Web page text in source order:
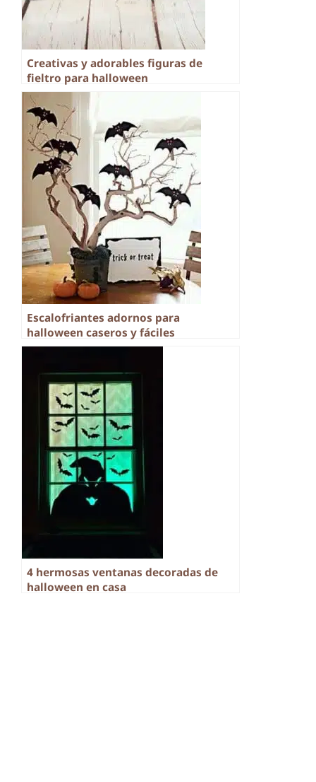
Creativas y adorables figuras de
fieltro para halloween
Escalofriantes adornos para
halloween caseros y fáciles
4 hermosas ventanas decoradas de
halloween en casa